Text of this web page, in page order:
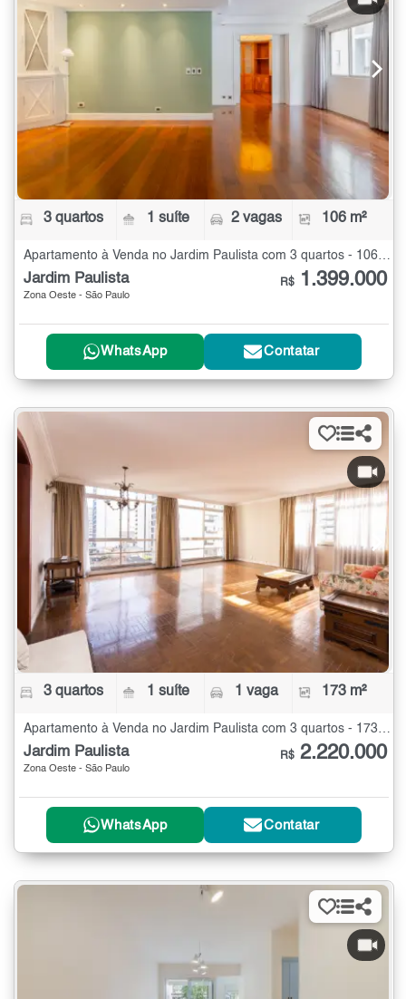
3 quartos 1 suíte 2 vagas 106 m²
Jardim Paulista
Zona Oeste - São Paulo
R$ 1.399.000
WhatsApp Contatar
3 quartos 1 suíte 1 vaga 173 m²
Jardim Paulista
Zona Oeste - São Paulo
R$ 2.220.000
WhatsApp Contatar